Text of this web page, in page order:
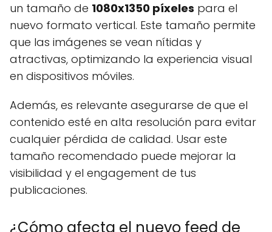
un tamaño de 1080x1350 píxeles para el
nuevo formato vertical. Este tamaño permite
que las imágenes se vean nítidas y
atractivas, optimizando la experiencia visual
en dispositivos móviles.
Además, es relevante asegurarse de que el
contenido esté en alta resolución para evitar
cualquier pérdida de calidad. Usar este
tamaño recomendado puede mejorar la
visibilidad y el engagement de tus
publicaciones.
¿Cómo afecta el nuevo feed de